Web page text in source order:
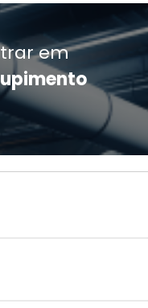
em